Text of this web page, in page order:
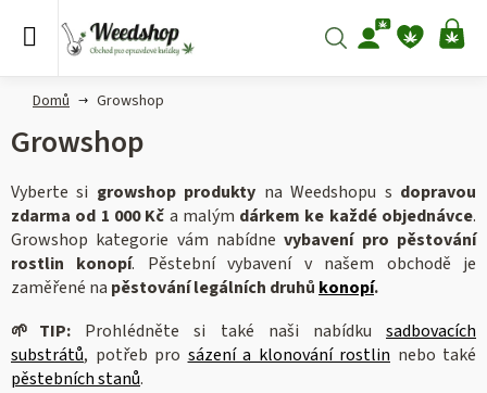
Hledat
Domů Growshop
Growshop
Vyberte si growshop produkty na Weedshopu s dopravou
zdarma od 1 000 Kč a malým dárkem ke každé objednávce.
Growshop kategorie vám nabídnevybavení pro pěstování
rostlin konopí. Pěstební vybavení v našem obchodě je
zaměřené na pěstování legálních druhů konopí.
🌱 TIP: Prohlédněte si také naši nabídkusadbovacích
substrátů, potřeb pro sázení a klonování rostlin nebo také
pěstebních stanů.